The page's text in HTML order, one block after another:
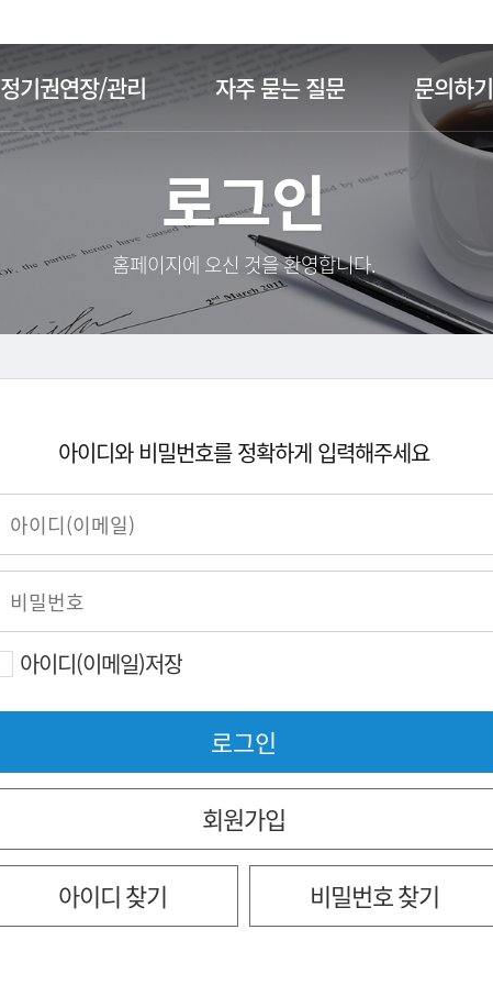
정기권연장/관리 자주 묻는 질문 문의하기
로그인
홈페이지에 오신 것을 환영합니다.
아이디와 비밀번호를 정확하게 입력해주세요
아이디(이메일)저장
회원가입
아이디 찾기 비밀번호 찾기